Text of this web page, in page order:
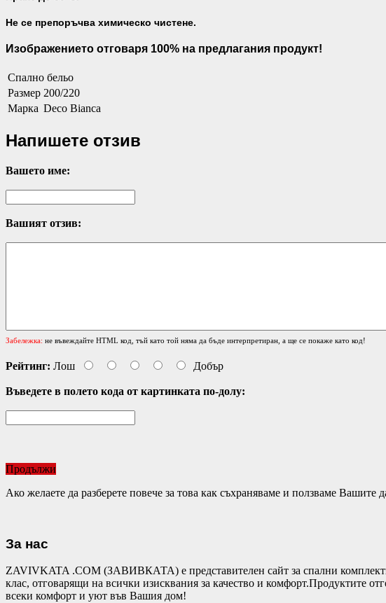
Не се препоръчва химическо чистене.
Изображението отговаря 100% на предлагания продукт!
Спално бельо
Размер 200/220
Марка Deco Bianca
Напишете отзив
Вашето име:
Вашият отзив:
Забележка: не въвеждайте HTML код, тъй като той няма да бъде интерпретиран, а ще се покаже като код!
Рейтинг: Лош Добър
Въведете в полето кода от картинката по-долу:
Продължи
Ако желаете да разберете повече за това как съхраняваме и ползваме Вашите
За нас
ZAVIVKATA .COM (ЗАВИВКАТА) е представителен сайт за спални
клас, отговарящи на всички изисквания за качество и комфорт.Продуктите
всеки комфорт и уют във Вашия дом!